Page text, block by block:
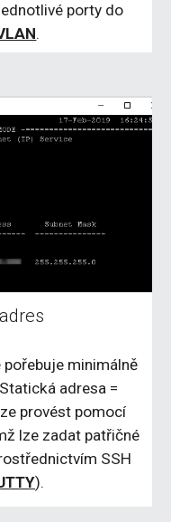
porty do
.
minimálně
adresa =
provést pomocí
lze zadat patřičné
SSH
).